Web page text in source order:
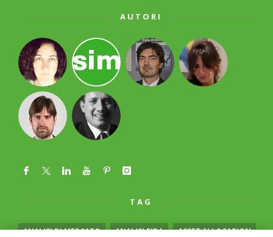
AUTORI
TAG
ANALISI DI MERCATO ANALISI FIDA ASSET ALLOCATION